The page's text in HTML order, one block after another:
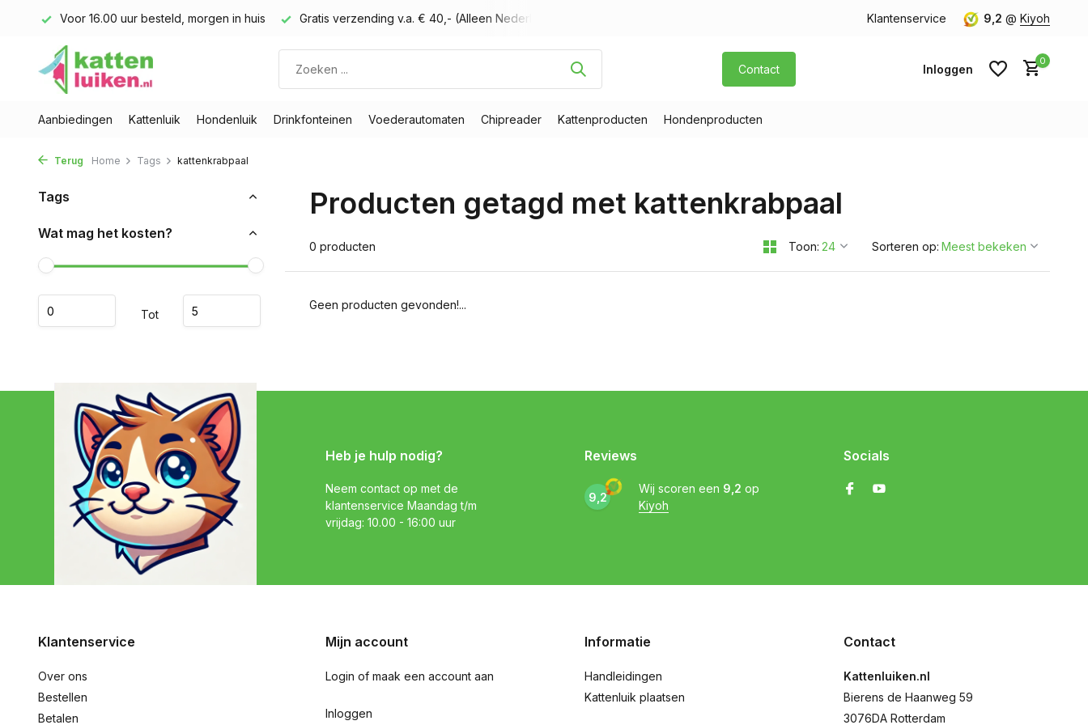
Voor 16.00 uur besteld, morgen in huis Gratis verzending v.a. € 40,- (Alleen Nederland) Gratis verzending v.a. € 40,- (Alleen Nederland)
Klantenservice 9,2 @ Kiyoh
Contact Inloggen
0
Aanbiedingen Kattenluik Hondenluik Drinkfonteinen Voederautomaten Chipreader Kattenproducten Hondenproducten
Terug Home Tags kattenkrabpaal
Tags
Wat mag het kosten?
Tot
Producten getagd met kattenkrabpaal
0 producten Toon: Sorteren op:
Geen producten gevonden!...
Heb je hulp nodig?
Neem contact op met de
klantenservice Maandag t/m
vrijdag: 10.00 - 16:00 uur
Reviews
9,2
Wij scoren een 9,2 op
Kiyoh
Socials
Klantenservice
Over ons
Bestellen
Betalen
Mijn account
Login of maak een account aan
Inloggen
Informatie
Handleidingen
Kattenluik plaatsen
Contact
Kattenluiken.nl
Bierens de Haanweg 59
3076DA Rotterdam